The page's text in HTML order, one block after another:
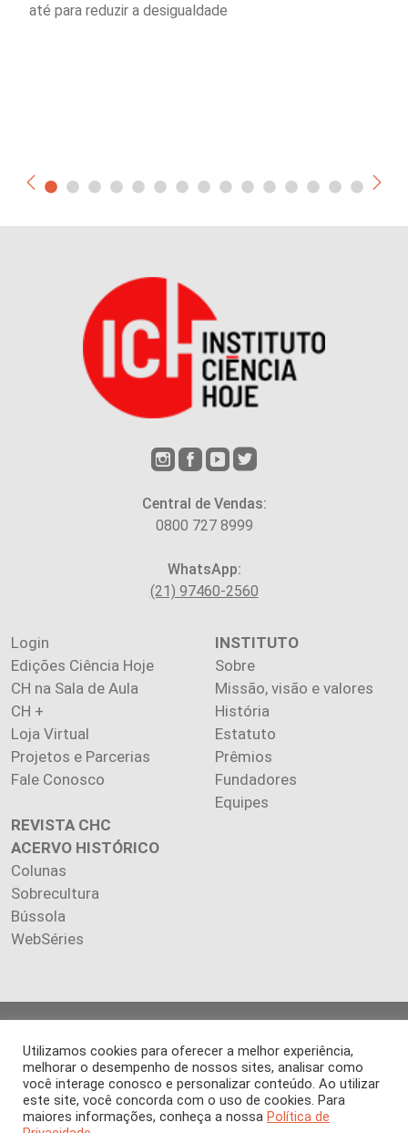
até para reduzir a desigualdade
Central de Vendas:
0800 727 8999
WhatsApp:
(21) 97460-2560
Login
Edições Ciência Hoje
CH na Sala de Aula
CH +
Loja Virtual
Projetos e Parcerias
Fale Conosco
INSTITUTO
Sobre
Missão, visão e valores
História
Estatuto
Prêmios
Fundadores
Equipes
REVISTA CHC
ACERVO HISTÓRICO
Colunas
Sobrecultura
Bússola
WebSéries
reservados.
Os artigos publicados na revista refletem exclusivamente a
opinião de seus autores.
É proibida a reprodução, integral ou parcial, do conteúdo (imagens
e textos) sem prévia autorização.
Utilizamos cookies para oferecer a melhor experiência,
melhorar o desempenho de nossos sites, analisar como
você interage conosco e personalizar conteúdo. Ao utilizar
este site, você concorda com o uso de cookies. Para
maiores informações, conheça a nossa Política de